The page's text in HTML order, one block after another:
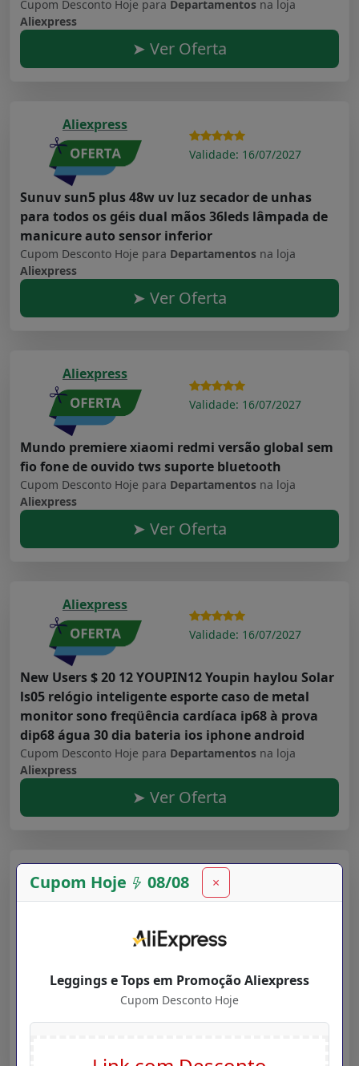
Cupom Desconto Hoje para Departamentos na loja
Aliexpress
➤ Ver Oferta
Aliexpress
Validade: 16/07/2027
Sunuv sun5 plus 48w uv luz secador de unhas
para todos os géis dual mãos 36leds lâmpada de
manicure auto sensor inferior
Cupom Desconto Hoje para Departamentos na loja
Aliexpress
➤ Ver Oferta
Aliexpress
Validade: 16/07/2027
Mundo premiere xiaomi redmi versão global sem
fio fone de ouvido tws suporte bluetooth
Cupom Desconto Hoje para Departamentos na loja
Aliexpress
➤ Ver Oferta
Aliexpress
Validade: 16/07/2027
New Users $ 20 12 YOUPIN12 Youpin haylou Solar
ls05 relógio inteligente esporte caso de metal
monitor sono freqüência cardíaca ip68 à prova
dip68 água 30 dia bateria ios iphone android
Cupom Desconto Hoje para Departamentos na loja
Aliexpress
➤ Ver Oferta
Aliexpress
Validade: 16/07/2027
Faixas de luz led bluetooth controlador wifi
noturna fio luminoso para o quarto
Cupom Desconto Hoje paraDepartamentos
Aliexpress
Cupom Hoje 08/08 ×
Leggings e Tops em Promoção Aliexpress
Cupom Desconto Hoje